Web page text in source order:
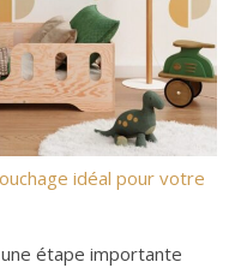
idéal pour votre
étape importante